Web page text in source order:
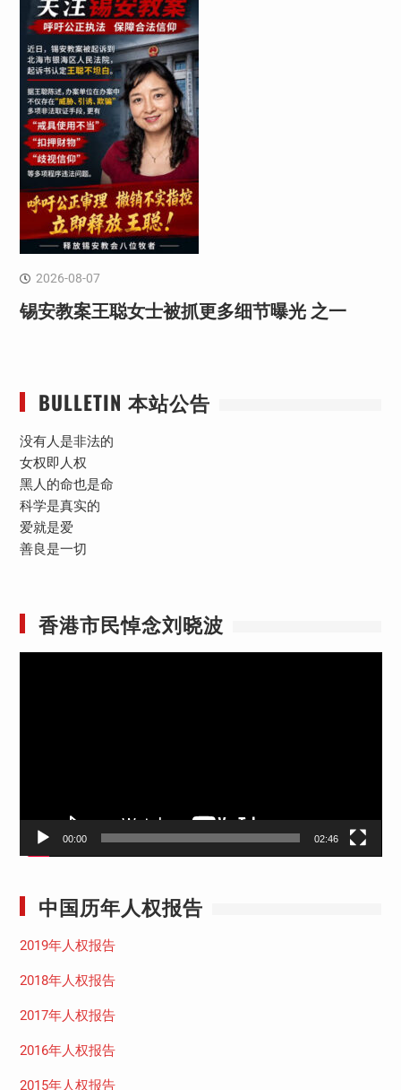
2026-08-07
锡安教案王聪女士被抓更多细节曝光 之一
BULLETIN 本站公告
没有人是非法的
女权即人权
黑人的命也是命
科学是真实的
爱就是爱
善良是一切
香港市民悼念刘晓波
00:00 02:46
中国历年人权报告
2019年人权报告
2018年人权报告
2017年人权报告
2016年人权报告
2015年人权报告